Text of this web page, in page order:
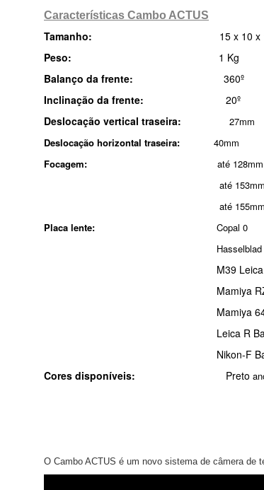
Características Cambo ACTUS
Tamanho: 15 x 10 x 17
Peso:
1 Kg
Balanço da frente: 360º
Inclinação da frente:
20º
Deslocação vertical traseira:
27mm
Deslocação horizontal traseira: 40mm
Focagem: até 128mm (Sony
até 153mm (Nikon
até 155mm (Canon
Placa lente: Copal 0
Hasselblad C
M39
Mamiya RZ/RB
Mamiya 645 Pro
Leica R Bayonet (for
Nikon-F Bayonet (for
Cores disponíveis: Preto
O Cambo ACTUS é um novo sistema de câmera de